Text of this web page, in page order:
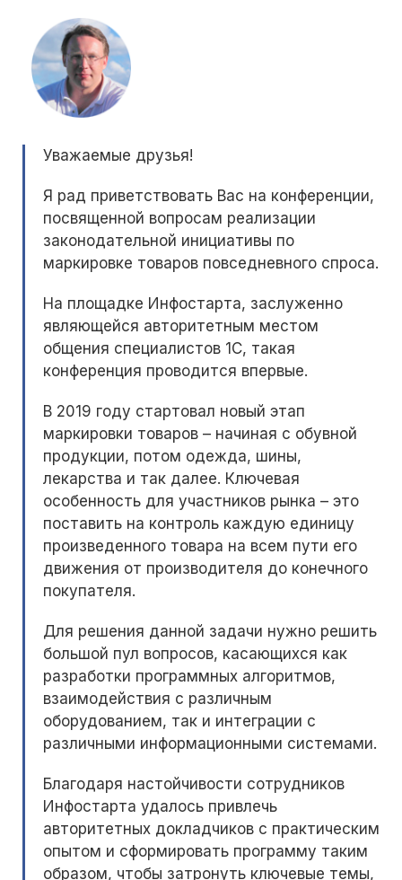
Уважаемые друзья!
Я рад приветствовать Вас на конференции,
посвященной вопросам реализации
законодательной инициативы по
маркировке товаров повседневного спроса.
На площадке Инфостарта, заслуженно
являющейся авторитетным местом
общения специалистов 1С, такая
конференция проводится впервые.
В 2019 году стартовал новый этап
маркировки товаров – начиная с обувной
продукции, потом одежда, шины,
лекарства и так далее. Ключевая
особенность для участников рынка – это
поставить на контроль каждую единицу
произведенного товара на всем пути его
движения от производителя до конечного
покупателя.
Для решения данной задачи нужно решить
большой пул вопросов, касающихся как
разработки программных алгоритмов,
взаимодействия с различным
оборудованием, так и интеграции с
различными информационными системами.
Благодаря настойчивости сотрудников
Инфостарта удалось привлечь
авторитетных докладчиков с практическим
опытом и сформировать программу таким
образом, чтобы затронуть ключевые темы,